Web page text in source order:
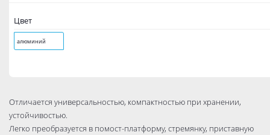
Цвет
алюминий
Отличается универсальностью, компактностью при хранении,
устойчивостью.
Легко преобразуется в помост-платформу, стремянку, приставную